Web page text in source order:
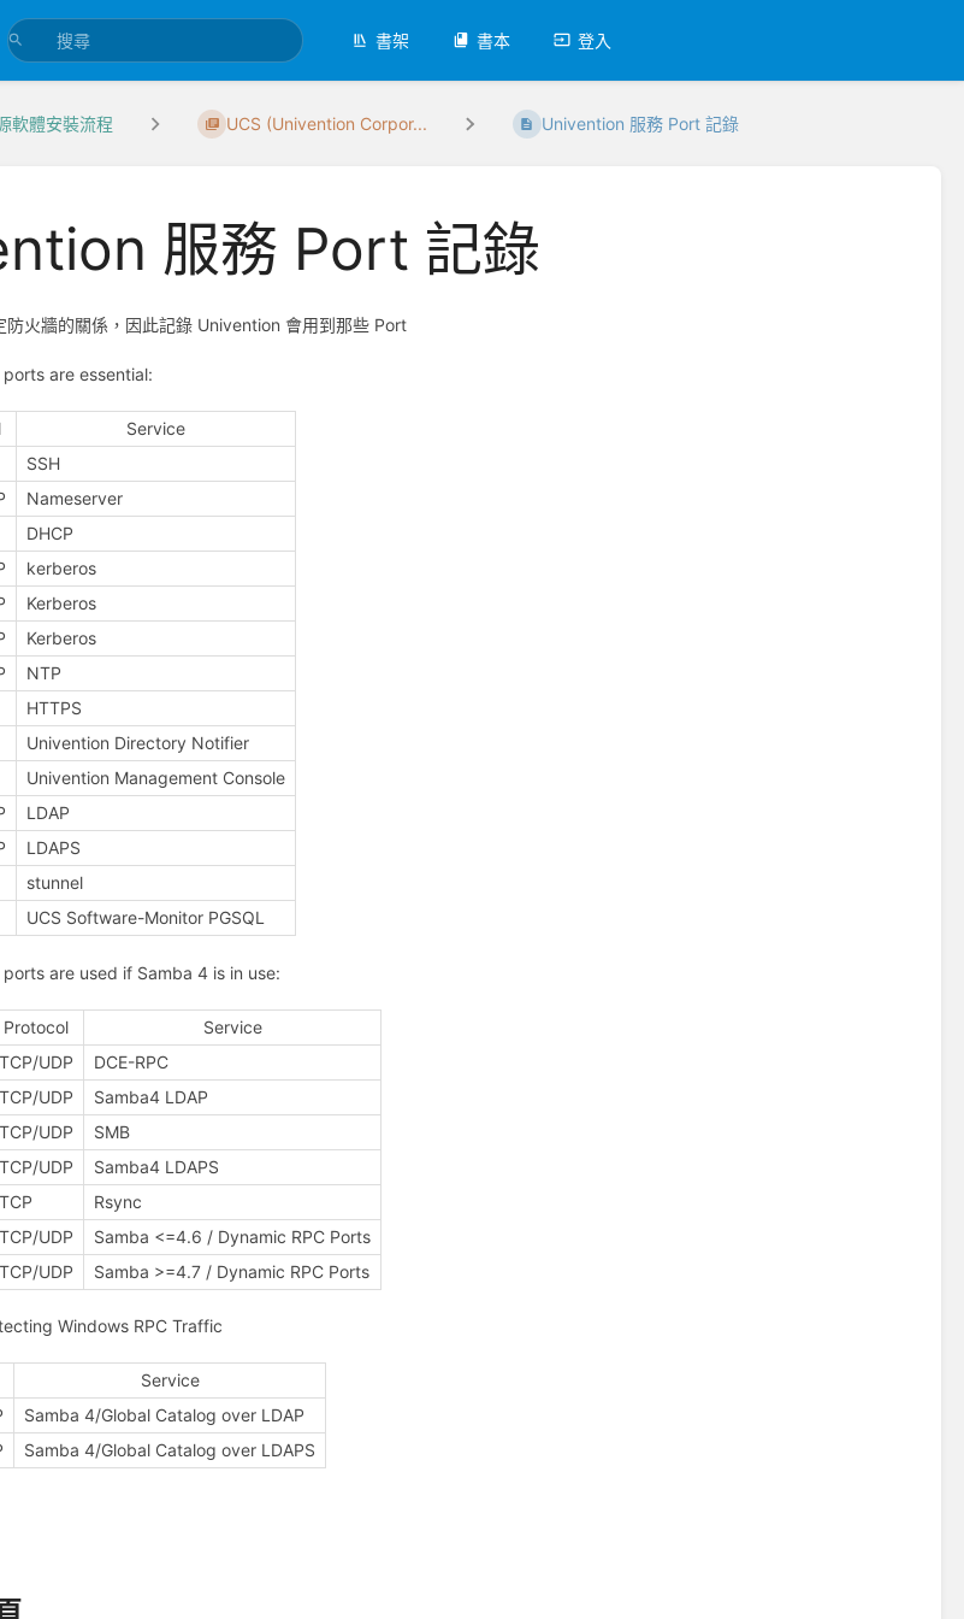
書架 書本 登入
軟體安裝流程 UCS (Univention Corpor... Univention 服務 Port 記錄
服務 Port 記錄
火牆的關係，因此記錄 Univention 會用到那些 Port
are essential:
Service
SSH
Nameserver
DHCP
kerberos
Kerberos
Kerberos
NTP
HTTPS
Univention Directory Notifier
Univention Management Console
LDAP
LDAPS
stunnel
UCS Software-Monitor PGSQL
are used if Samba 4 is in use:
Protocol
Service
TCP/UDP
DCE-RPC
TCP/UDP
Samba4 LDAP
TCP/UDP
SMB
TCP/UDP
Samba4 LDAPS
TCP
Rsync
TCP/UDP
Samba <=4.6 / Dynamic RPC Ports
TCP/UDP Samba >=4.7 / Dynamic RPC Ports
Windows RPC Traffic
Service
Samba 4/Global Catalog over LDAP
Samba 4/Global Catalog over LDAPS